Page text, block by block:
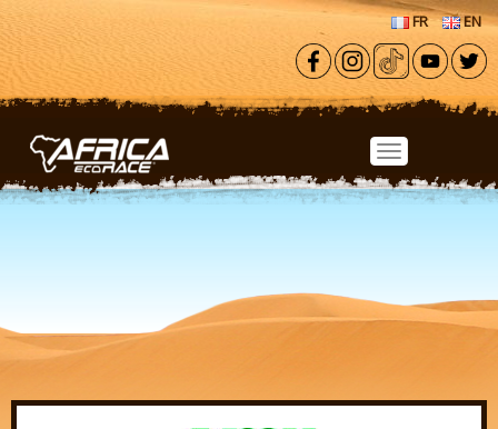
Aller au contenu principal
FR EN